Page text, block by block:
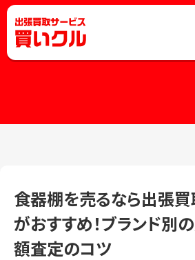
食器棚を売るなら出張買
がおすすめ！ブランド別
額査定のコツ